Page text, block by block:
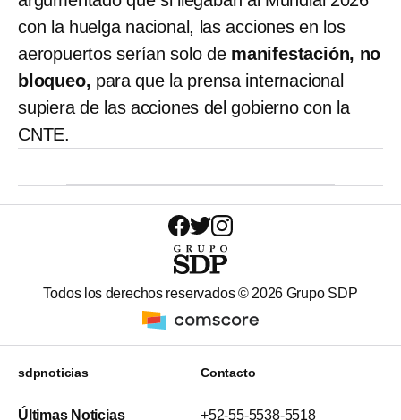
con la huelga nacional, las acciones en los
aeropuertos serían solo de manifestación, no
bloqueo, para que la prensa internacional
supiera de las acciones del gobierno con la
CNTE.
Todos los derechos reservados © 2026 Grupo SDP
sdpnoticias
Últimas Noticias
Contacto
+52-55-5538-5518